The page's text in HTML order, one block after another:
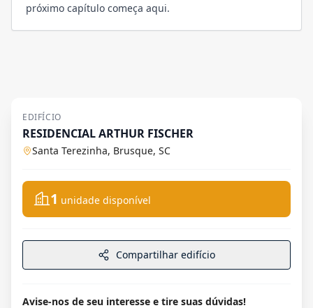
próximo capítulo começa aqui.
EDIFÍCIO
RESIDENCIAL ARTHUR FISCHER
Santa Terezinha, Brusque, SC
1 unidade disponível
Compartilhar edifício
Avise-nos de seu interesse e tire suas dúvidas!